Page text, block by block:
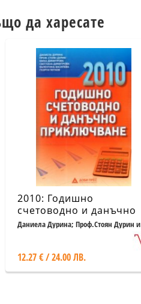
да харесате
2010: Годишно
счетоводно и данъчно
приключване
Даниела Дурина; Проф.Стоян Дурин и
12.27 € / 24.00 ЛВ.